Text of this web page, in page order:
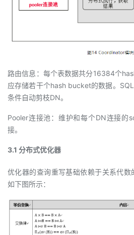
路由信息：每个表数据共分16384个
应存储若干个hash bucket的数据。
条件自动剪枝DN。
Pooler连接池：维护和每个DN连接的
接。
3.1 分布式优化器
优化器的查询重写基础依赖于关系代
如下图所示：